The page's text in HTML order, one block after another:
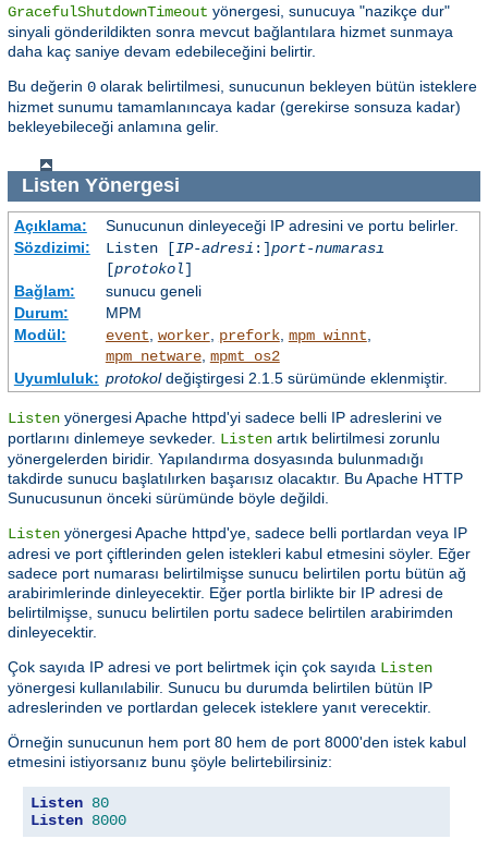
GracefulShutdownTimeout yönergesi, sunucuya "nazikçe dur"
sinyali gönderildikten sonra mevcut bağlantılara hizmet sunmaya
daha kaç saniye devam edebileceğini belirtir.
Bu değerin 0 olarak belirtilmesi, sunucunun bekleyen bütün isteklere
hizmet sunumu tamamlanıncaya kadar (gerekirse sonsuza kadar)
bekleyebileceği anlamına gelir.
Listen Yönergesi
Açıklama:
Sunucunun dinleyeceği IP adresini ve portu belirler.
Sözdizimi:
Listen [IP-adresi :]port-numarası
[protokol]
Bağlam:
sunucu geneli
Durum:
MPM
Modül:
event worker, prefork, mpm_winnt
mpm_netware, mpmt_os2
Uyumluluk: protokoldeğiştirgesi 2.1.5 sürümünde eklenmiştir.
Listen yönergesi Apache httpd'yi sadece belli IP adreslerini ve
portlarını dinlemeye sevkeder. Listen artık belirtilmesi zorunlu
yönergelerden biridir. Yapılandırma dosyasında bulunmadığı
takdirde sunucu başlatılırken başarısız olacaktır. Bu Apache HTTP
Sunucusunun önceki sürümünde böyle değildi.
Listen yönergesi Apache httpd'ye, sadece belli portlardan veya IP
adresi ve port çiftlerinden gelen istekleri kabul etmesini söyler. Eğer
sadece port numarası belirtilmişse sunucu belirtilen portu bütün ağ
arabirimlerinde dinleyecektir. Eğer portla birlikte bir IP adresi de
belirtilmişse, sunucu belirtilen portu sadece belirtilen arabirimden
dinleyecektir.
Çok sayıda IP adresi ve port belirtmek için çok sayıda Listen
yönergesi kullanılabilir. Sunucu bu durumda belirtilen bütün IP
adreslerinden ve portlardan gelecek isteklere yanıt verecektir.
Örneğin sunucunun hem port 80 hem de port 8000'den istek kabul
etmesini istiyorsanız bunu şöyle belirtebilirsiniz:
Listen 80
Listen 8000